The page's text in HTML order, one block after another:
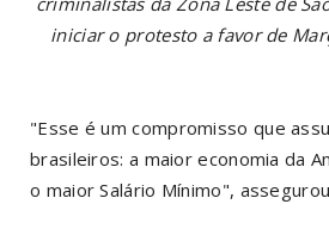
iniciar o protesto a favor de
"Esse é um compromisso que
brasileiros: a maior economia da
o maior Salário Mínimo",